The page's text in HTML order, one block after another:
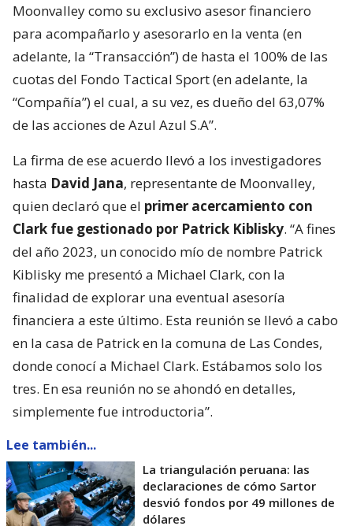
Moonvalley como su exclusivo asesor financiero
para acompañarlo y asesorarlo en la venta (en
adelante, la “Transacción”) de hasta el 100% de las
cuotas del Fondo Tactical Sport (en adelante, la
“Compañía”) el cual, a su vez, es dueño del 63,07%
de las acciones de Azul Azul S.A”.
La firma de ese acuerdo llevó a los investigadores
hasta David Jana, representante de Moonvalley,
quien declaró que el primer acercamiento con
Clark fue gestionado por Patrick Kiblisky. “A fines
del año 2023, un conocido mío de nombre Patrick
Kiblisky me presentó a Michael Clark, con la
finalidad de explorar una eventual asesoría
financiera a este último. Esta reunión se llevó a cabo
en la casa de Patrick en la comuna de Las Condes,
donde conocí a Michael Clark. Estábamos solo los
tres. En esa reunión no se ahondó en detalles,
simplemente fue introductoria”.
Lee también...
La triangulación peruana: las
declaraciones de cómo Sartor
desvió fondos por 49 millones de
dólares